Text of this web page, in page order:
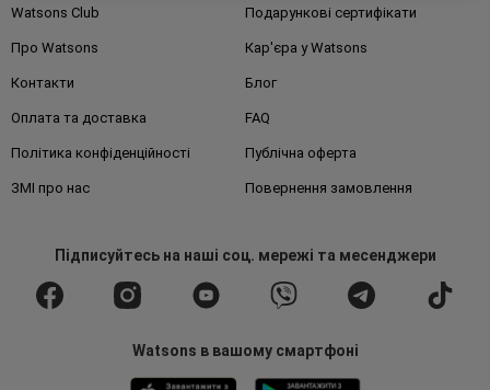
Watsons Club Подарункові сертифікати
Про Watsons Кар'єра у Watsons
Контакти Блог
Оплата та доставка FAQ
Політика конфіденційності Публічна оферта
ЗМІ про нас Повернення замовлення
Підписуйтесьна наші соц. мережі та месенджери
Watsons в вашому смартфоні